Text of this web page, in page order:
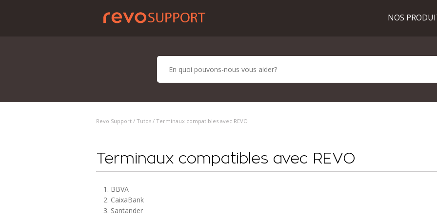
NOS
Revo Support / Tutos / Terminaux compatibles avec REVO
Terminaux compatibles avec REVO
1. BBVA
2. CaixaBank
3. Santander